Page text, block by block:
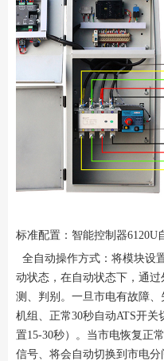
标准配置：智能控制器6120U
全自动操作方式：将模块设
动状态，在自动状态下，通
测、判别。一旦市电有故障
机组、正常30秒自动ATS开
置15-30秒）。当市电恢复正
信号、将会自动切换到市电